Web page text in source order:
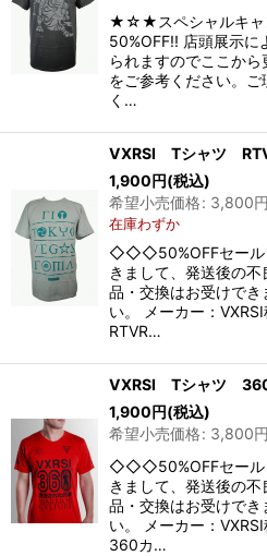
★☆★スペシャルキ
50%OFF!! 店頭展示に
られますのでここか
をご参考ください。
く…
VXRSI Tシャツ
1,900円(税込)
希望小売価格: 3,800円
在庫わずか
◇◇◇50%OFFセー
きまして、発送後の
品・交換はお受けでき
い。 メーカー：
RTVR…
VXRSI Tシャツ
1,900円(税込)
希望小売価格: 3,800円
◇◇◇50%OFFセー
きまして、発送後の
品・交換はお受けでき
い。 メーカー：
360カ…